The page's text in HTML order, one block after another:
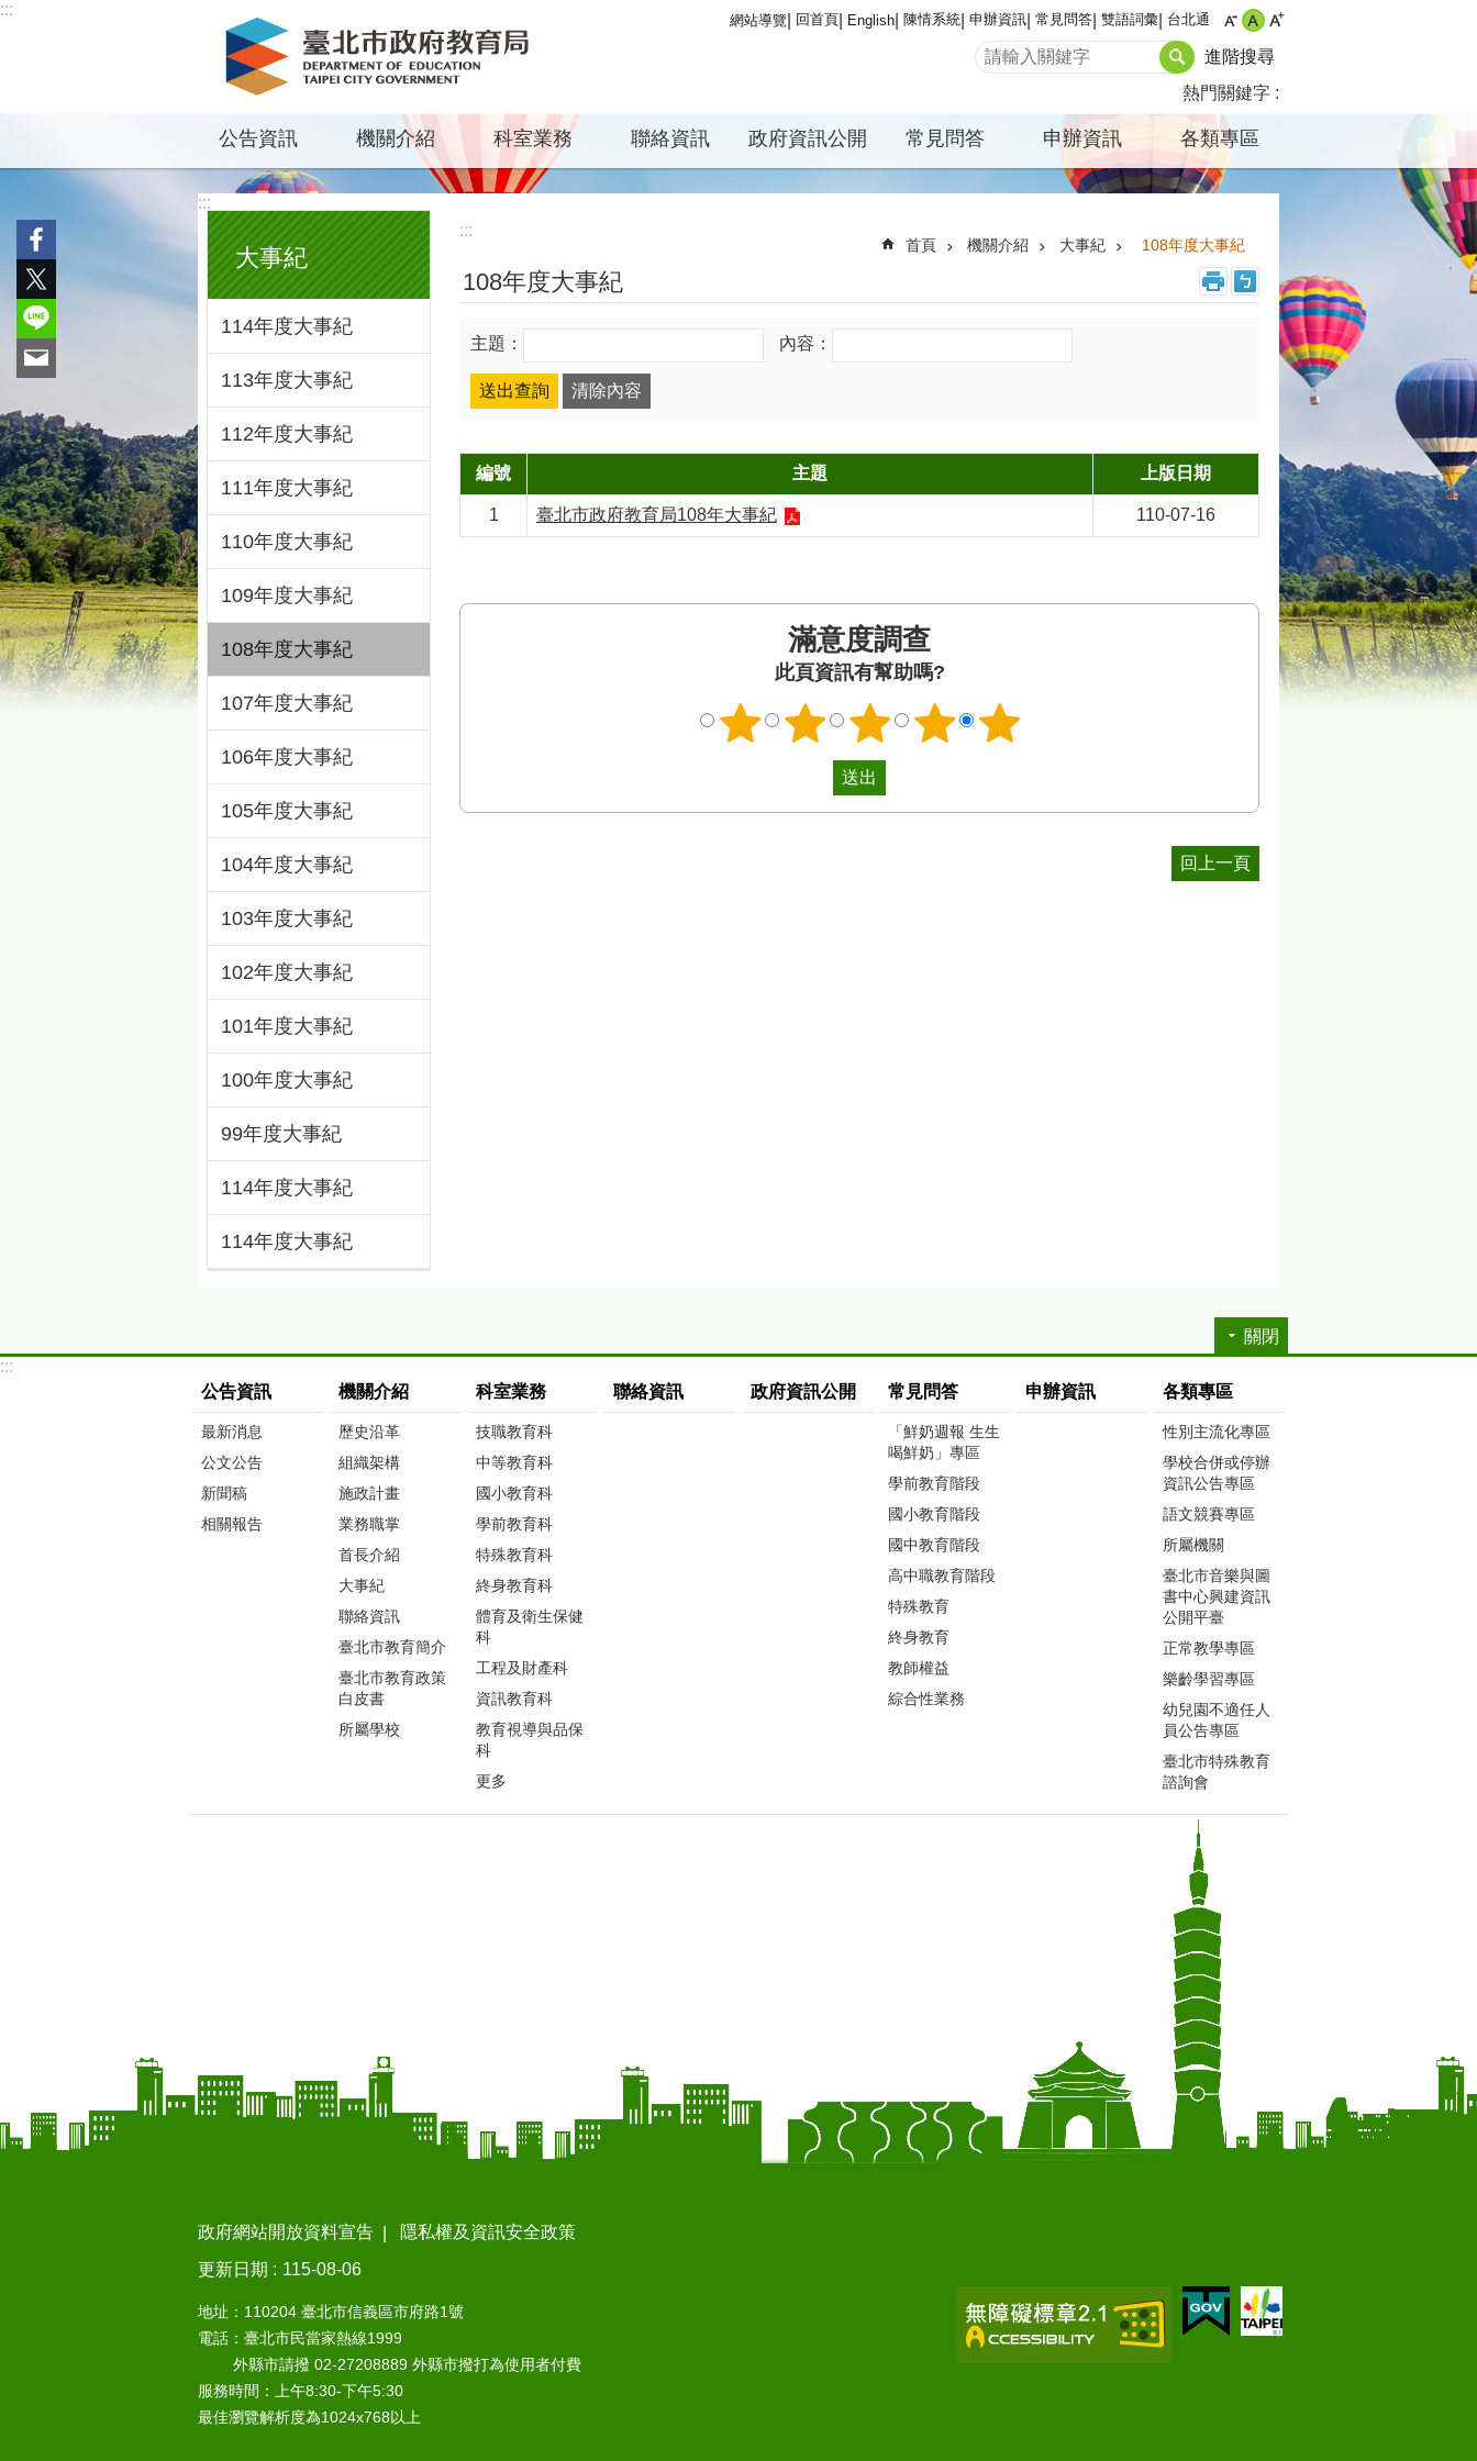
跳到主要內容區塊
:::
網站導覽 回首頁 English 陳情系統 申辦資訊 常見問答 雙語詞彙 台北通
進階搜尋
熱門關鍵字
公告資訊 機關介紹 科室業務 聯絡資訊 政府資訊公開 常見問答 申辦資訊 各類專區
:::
大事紀
114年度大事紀
113年度大事紀
112年度大事紀
111年度大事紀
110年度大事紀
109年度大事紀
108年度大事紀
107年度大事紀
106年度大事紀
105年度大事紀
104年度大事紀
103年度大事紀
102年度大事紀
101年度大事紀
100年度大事紀
99年度大事紀
114年度大事紀
114年度大事紀
:::
首頁 機關介紹 大事紀 108年度大事紀
108年度大事紀
主題： 內容：
編號 主題 上版日期
1 臺北市政府教育局108年大事紀 110-07-16
滿意度調查
此頁資訊有幫助嗎?
回上一頁
關閉
:::
公告資訊
最新消息
公文公告
新聞稿
相關報告
機關介紹
歷史沿革
組織架構
施政計畫
業務職掌
首長介紹
大事紀
聯絡資訊
臺北市教育簡介
臺北市教育政策
白皮書
所屬學校
科室業務
技職教育科
中等教育科
國小教育科
學前教育科
特殊教育科
終身教育科
體育及衛生保健
科
工程及財產科
資訊教育科
教育視導與品保
科
更多
聯絡資訊 政府資訊公開 常見問答
「鮮奶週報 生生
喝鮮奶」專區
學前教育階段
國小教育階段
國中教育階段
高中職教育階段
特殊教育
終身教育
教師權益
綜合性業務
申辦資訊 各類專區
性別主流化專區
學校合併或停辦
資訊公告專區
語文競賽專區
所屬機關
臺北市音樂與圖
書中心興建資訊
公開平臺
正常教學專區
樂齡學習專區
幼兒園不適任人
員公告專區
臺北市特殊教育
諮詢會
政府網站開放資料宣告
隱私權及資訊安全政策
更新日期
115-08-06
地址：110204 臺北市信義區市府路1號
電話：臺北市民當家熱線1999
外縣市請撥 02-27208889 外縣市撥打為使用者付費
服務時間：上午8:30-下午5:30
最佳瀏覽解析度為1024x768以上